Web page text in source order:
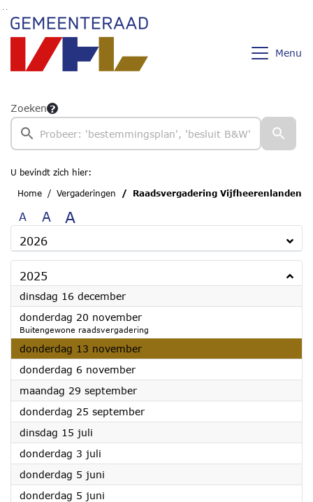
Ga naar de inhoud van deze pagina
Ga naar het zoeken
Ga naar het menu
Menu
Zoeken
U bevindt zich hier:
Home
Vergaderingen Raadsvergadering Vijfheerenlanden
A A A
2026
2025
dinsdag 16 december2025
donderdag 20 november2025
Buitengewone raadsvergadering
donderdag 13 november2025
donderdag 6 november2025
maandag 29 september2025
donderdag 25 september2025
dinsdag 15 juli
donderdag 3 juli
donderdag 5 juni
donderdag 5 juni